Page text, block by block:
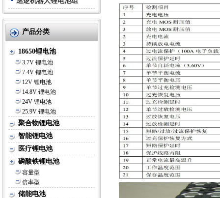
22.2V/20.8Ah (8P6S)
产品分类
18650锂电池
3.7V 锂电池
7.4V 锂电池
12V 锂电池
14.8V 锂电池
24V 锂电池
25.9V 锂电池
聚合物锂电池
智能锂电池
医疗锂电池
磷酸铁锂电池
容量型
倍率型
储能电池